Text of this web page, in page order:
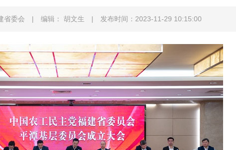
省委会 | 编辑： 胡文生 | 发布时间：2023-11-29 10:15:00